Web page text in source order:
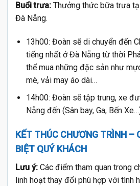
Buổi trưa: Thưởng thức bữa trưa
Đà Nẵng.
13h00: Đoàn sẽ di chuyển đến
tiếng nhất ở Đà Nẵng từ thời
thể mua những đặc sản như
mè, vải may áo dài…
14h00: Đoàn sẽ tập trung, xe
Nẵng đến (Sân bay, Ga, Bến
KẾT THÚC CHƯƠNG TRÌNH –
BIỆT QUÝ KHÁCH
Lưu ý: Các điểm tham quan trong
linh hoạt thay đổi phù hợp với tình